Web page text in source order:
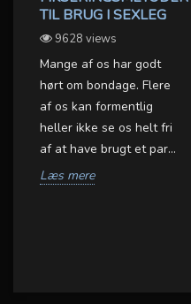
TIL BRUG I SEXLEG
9628 views
Mange af os har godt
hørt om bondage. Flere
af os kan formentlig
heller ikke se os helt fri
af at have brugt et par...
Læs mere